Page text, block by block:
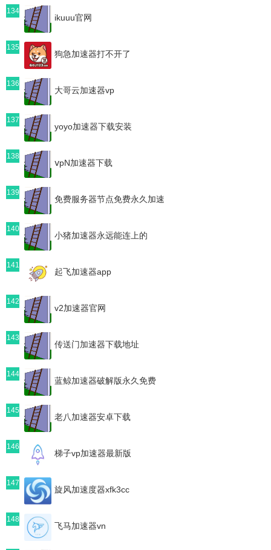
134
ikuuu官网
135
狗急加速器打不开了
136
大哥云加速器vp
137
yoyo加速器下载安装
138
ⅴpN加速器下载
139
免费服务器节点免费永久加速
140
小猪加速器永远能连上的
141
起飞加速器app
142
v2加速器官网
143
传送门加速器下载地址
144
蓝鲸加速器破解版永久免费
145
老八加速器安卓下载
146
梯子vp加速器最新版
147
旋风加速度器xfk3cc
148
飞马加速器vn